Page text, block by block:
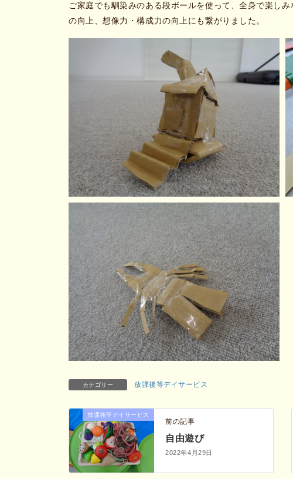
ご家庭でも馴染みのある段ボールを使って、全身で楽し
の向上、想像力・構成力の向上にも繋がりました。
カテゴリー 放課後等デイサービス
放課後等デイサービス
前の記事
自由遊び
2022年4月29日